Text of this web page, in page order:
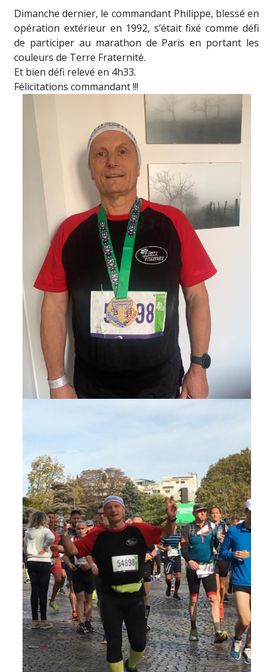
Dimanche dernier, le commandant Philippe, blessé en
opération extérieur en 1992, s’était fixé comme défi
de participer au marathon de Paris en portant les
couleurs de Terre Fraternité.
Et bien défi relevé en 4h33.
Félicitations commandant !!!